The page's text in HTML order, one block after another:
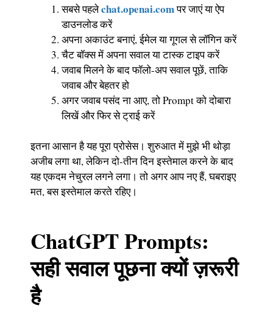
सबसे पहलेchat.openai.comपर जाएं या ऐप
डाउनलोड करें
अपना अकाउंट बनाएं, ईमेल या गूगल से लॉगिन करें
चैट बॉक्स में अपना सवाल या टास्क टाइप करें
जवाब मिलने के बाद फॉलो-अप सवाल पूछें, ताकि
जवाब और बेहतर हो
अगर जवाब पसंद ना आए, तो Prompt को दोबारा
लिखें और फिर से ट्राई करें
इतना आसान है यह पूरा प्रोसेस। शुरुआत में मुझे भी थोड़ा
अजीब लगा था, लेकिन दो-तीन दिन इस्तेमाल करने के बाद
यह एकदम नेचुरल लगने लगा। तो अगर आप नए हैं, घबराइए
मत, बस इस्तेमाल करते रहिए।
ChatGPT Prompts:
सही सवाल पूछना क्यों ज़रूरी
है